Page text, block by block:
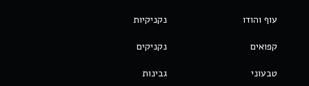
עוף והודו נקניקיות
קפואים נקניקים
טבעוני גבינות